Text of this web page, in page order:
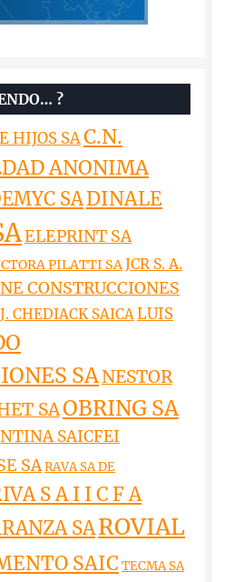
?
HIJOS SAC.N.
ANONIMA
SADINALE
ELEPRINT SA
PILATTI SAJCR S. A.
CONSTRUCCIONES
CHEDIACK SAICALUIS
SANESTOR
SAOBRING SA
SAICFEI
SARAVA SA DE
S A I I C F A
SAROVIAL
SAIC TECMA SA